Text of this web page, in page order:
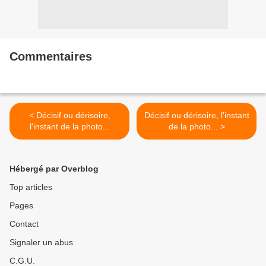
Commentaires
< Décisif ou dérisoire,
l'instant de la photo...
Décisif ou dérisoire, l'instant
de la photo... >
Hébergé par Overblog
Top articles
Pages
Contact
Signaler un abus
C.G.U.